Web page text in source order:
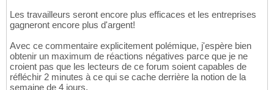
Les travailleurs seront encore plus efficaces et les entreprises
gagneront encore plus d'argent!
Avec ce commentaire explicitement polémique, j'espère bien
obtenir un maximum de réactions négatives parce que je ne
croient pas que les lecteurs de ce forum soient capables de
réfléchir 2 minutes à ce qui se cache derrière la notion de la
semaine de 4 jours.